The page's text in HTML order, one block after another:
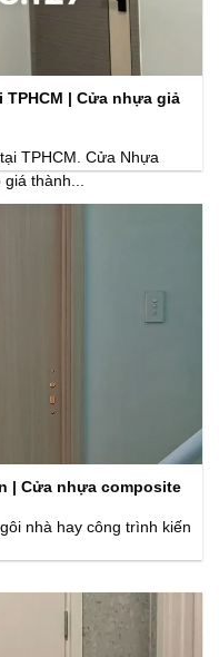
| Cửa nhựa giả
TPHCM. Cửa Nhựa
giá thành...
| Cửa nhựa composite
nhà hay công trình kiến